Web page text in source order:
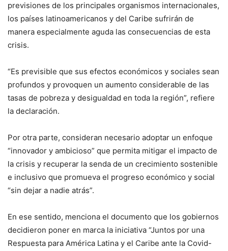
previsiones de los principales organismos internacionales,
los países latinoamericanos y del Caribe sufrirán de
manera especialmente aguda las consecuencias de esta
crisis.
“Es previsible que sus efectos económicos y sociales sean
profundos y provoquen un aumento considerable de las
tasas de pobreza y desigualdad en toda la región”, refiere
la declaración.
Por otra parte, consideran necesario adoptar un enfoque
“innovador y ambicioso” que permita mitigar el impacto de
la crisis y recuperar la senda de un crecimiento sostenible
e inclusivo que promueva el progreso económico y social
“sin dejar a nadie atrás”.
En ese sentido, menciona el documento que los gobiernos
decidieron poner en marca la iniciativa “Juntos por una
Respuesta para América Latina y el Caribe ante la Covid-